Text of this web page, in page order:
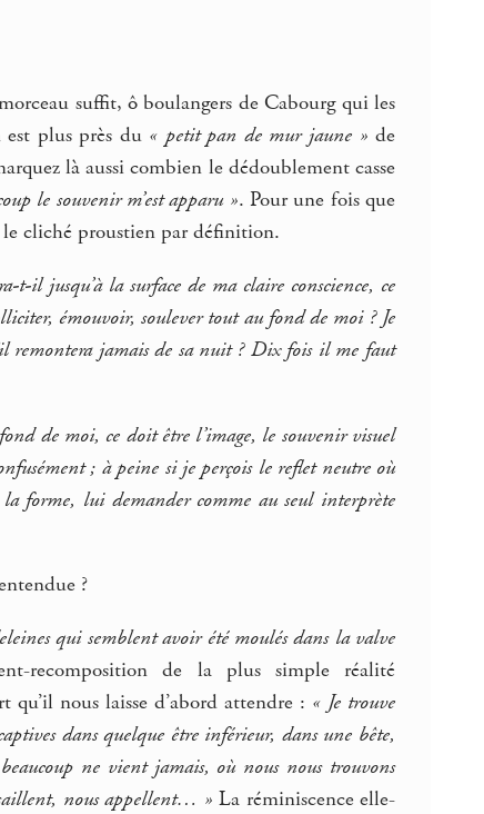
suffit, ô boulangers de Cabourg qui les
plus près du « petit pan de mur jaune » de
là aussi combien le dédoublement casse
le souvenir m’est apparu ». Pour une fois que
le cliché proustien par définition.
t-il jusqu’à la surface de ma claire conscience, ce
émouvoir, soulever tout au fond de moi ? Je
remontera jamais de sa nuit ? Dix fois il me faut
de moi, ce doit être l’image, le souvenir visuel
; à peine si je perçois le reflet neutre où
forme, lui demander comme au seul interprète
?
qui semblent avoir été moulés dans la valve
recomposition de la plus simple réalité
nous laisse d’abord attendre : « Je trouve
dans quelque être inférieur, dans une bête,
ne vient jamais, où nous nous trouvons
nous appellent… » La réminiscence elle-